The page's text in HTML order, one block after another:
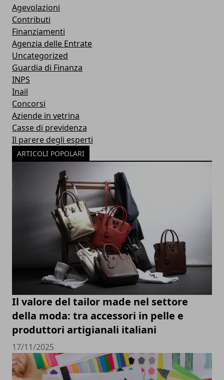
Agevolazioni
Contributi
Finanziamenti
Agenzia delle Entrate
Uncategorized
Guardia di Finanza
INPS
Inail
Concorsi
Aziende in vetrina
Casse di previdenza
Il parere degli esperti
ARTICOLI POPOLARI
Il valore del tailor made nel settore
della moda: tra accessori in pelle e
produttori artigianali italiani
17/11/2025